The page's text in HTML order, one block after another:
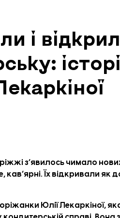
і
з’явилось чимало
Їх відкривали як
Юлії Лекаркіної,